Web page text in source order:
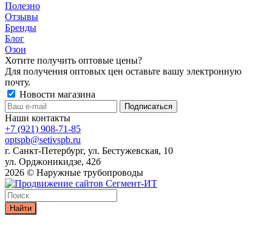
Полезно
Отзывы
Бренды
Блог
Озон
Хотите получить оптовые цены?
Для получения оптовых цен оставьте вашу электронную
почту.
Новости магазина
Наши контакты
+7 (921) 908-71-85
optspb@setivspb.ru
г. Санкт-Петербург, ул. Бестужевская, 10
ул. Орджоникидзе, 42б
2026 © Наружные трубопроводы
Найти